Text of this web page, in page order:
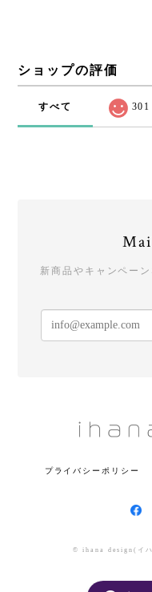
ショップの評価
すべて 301
新商品やキャンペー
プライバシーポリシー
© ihana design(イ